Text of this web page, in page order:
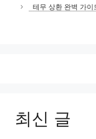
테무 상환 완벽 가
최신 글